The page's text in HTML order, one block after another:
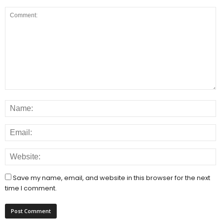
Save my name, email, and website in this browser for the next
time I comment.